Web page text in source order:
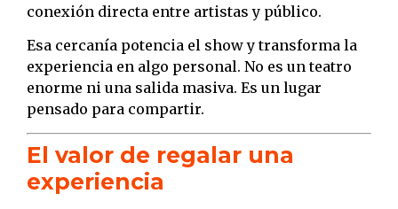
conexión directa entre artistas y público.
Esa cercanía potencia el show y transforma la
experiencia en algo personal. No es un teatro
enorme ni una salida masiva. Es un lugar
pensado para compartir.
El valor de regalar una
experiencia